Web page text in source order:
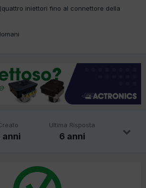
iniettori fino al connettore della
anni
Ultima Risposta
6 anni